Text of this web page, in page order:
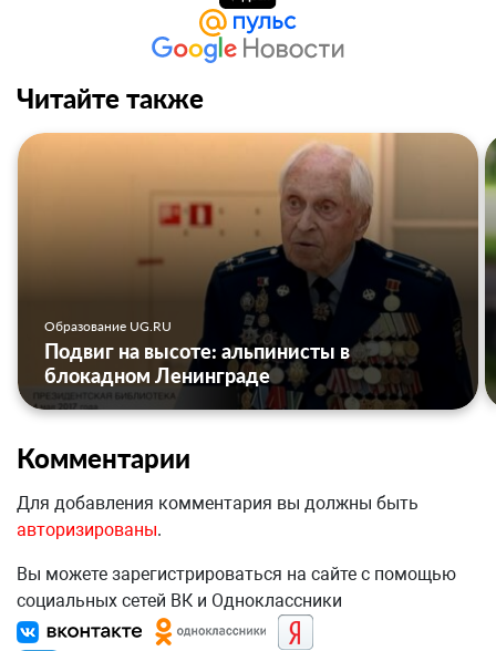
Читайте также
Образование UG.RU
Подвиг на высоте: альпинисты в
блокадном Ленинграде
Комментарии
Для добавления комментария вы должны быть
авторизированы.
Вы можете зарегистрироваться на сайте с помощью
социальных сетей ВК и Одноклассники